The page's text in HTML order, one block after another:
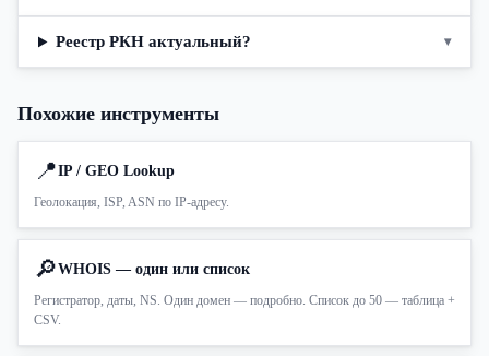
Реестр РКН актуальный? ▾
Похожие инструменты
📍IP / GEO Lookup
Геолокация, ISP, ASN по IP-адресу.
🔎WHOIS — один или список
Регистратор, даты, NS. Один домен — подробно. Список до 50 — таблица +
CSV.